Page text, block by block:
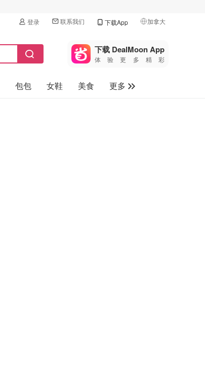
登录 联系我们 下载App 加拿大
🇺🇸
美国
🇨🇳中国
🇨🇦加拿大
下载 DealMoon App
体验更多精彩
包包 女鞋 美食
更多